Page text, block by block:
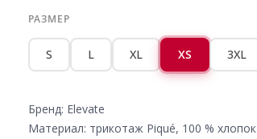
РАЗМЕР
S L XL XS 3XL
Бренд: Elevate
Материал: трикотаж Piqué, 100 % хлопок